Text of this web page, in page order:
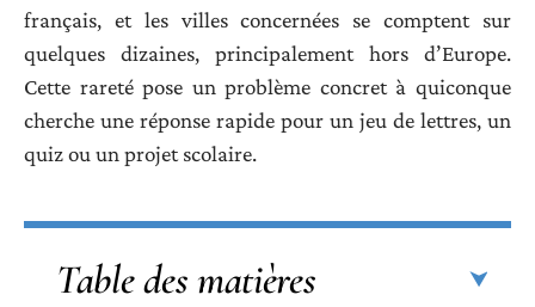
français, et les villes concernées se comptent sur
quelques dizaines, principalement hors d’Europe.
Cette rareté pose un problème concret à quiconque
cherche une réponse rapide pour un jeu de lettres, un
quiz ou un projet scolaire.
Table des matières